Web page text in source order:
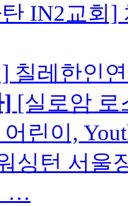
IN2교회]
칠레한인
[실로암 로
어린이,
싱턴 서울
…